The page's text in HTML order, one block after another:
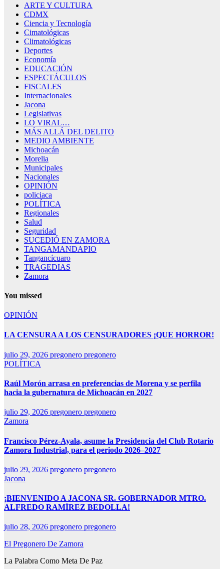
ARTE Y CULTURA
CDMX
Ciencia y Tecnología
Cimatológicas
Climatológicas
Deportes
Economía
EDUCACIÓN
ESPECTÁCULOS
FISCALES
Internacionales
Jacona
Legislativas
LO VIRAL…
MÁS ALLÁ DEL DELITO
MEDIO AMBIENTE
Michoacán
Morelia
Municipales
Nacionales
OPINIÓN
policiaca
POLÍTICA
Regionales
Salud
Seguridad
SUCEDIÓ EN ZAMORA
TANGAMANDAPIO
Tangancícuaro
TRAGEDIAS
Zamora
You missed
OPINIÓN
LA CENSURA A LOS CENSURADORES ¡QUE HORROR!
julio 29, 2026 pregonero pregonero
POLÍTICA
Raúl Morón arrasa en preferencias de Morena y se perfila
hacia la gubernatura de Michoacán en 2027
julio 29, 2026 pregonero pregonero
Zamora
Francisco Pérez-Ayala, asume la Presidencia del Club Rotario
Zamora Industrial, para el periodo 2026–2027
julio 29, 2026 pregonero pregonero
Jacona
¡BIENVENIDO A JACONA SR. GOBERNADOR MTRO.
ALFREDO RAMÍREZ BEDOLLA!
julio 28, 2026 pregonero pregonero
El Pregonero De Zamora
La Palabra Como Meta De Paz